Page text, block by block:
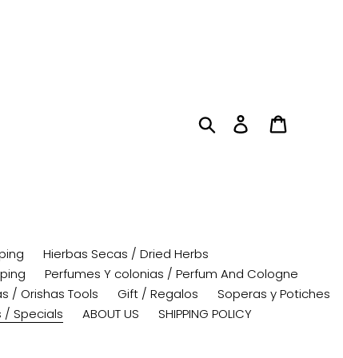
Search Log in
Hierbas Secas / Dried Herbs
Perfumes Y colonias / Perfum And Cologne
/ Orishas Tools Gift / Regalos
Soperas y Potiches
/ Specials ABOUT US SHIPPING POLICY